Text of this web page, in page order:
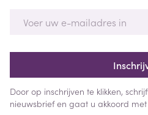
Door op inschrijven te klikken,
nieuwsbrief en gaat u akkoord